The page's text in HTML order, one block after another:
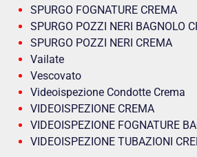
SPURGO FOGNATURE CREMA
SPURGO POZZI NERI BAGNOLO
SPURGO POZZI NERI CREMA
Vailate
Vescovato
Videoispezione Condotte Crema
VIDEOISPEZIONE CREMA
VIDEOISPEZIONE FOGNATURE
VIDEOISPEZIONE TUBAZIONI